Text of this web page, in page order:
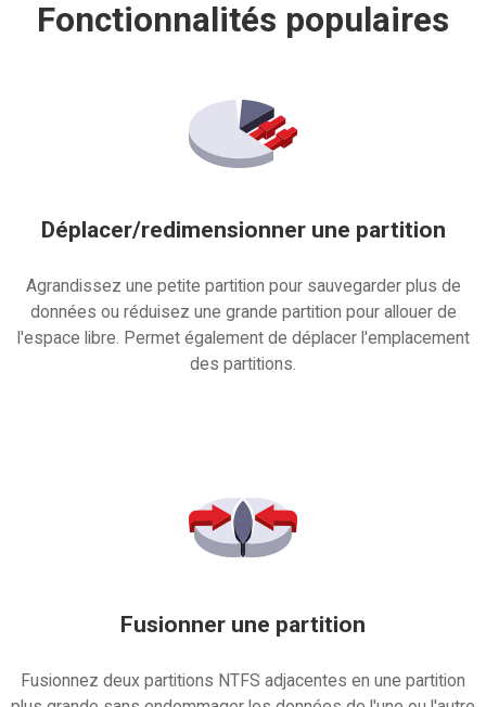
Fonctionnalités populaires
Déplacer/redimensionner une partition
Agrandissez une petite partition pour sauvegarder plus de
données ou réduisez une grande partition pour allouer de
l'espace libre. Permet également de déplacer l'emplacement
des partitions.
Fusionner une partition
Fusionnez deux partitions NTFS adjacentes en une partition